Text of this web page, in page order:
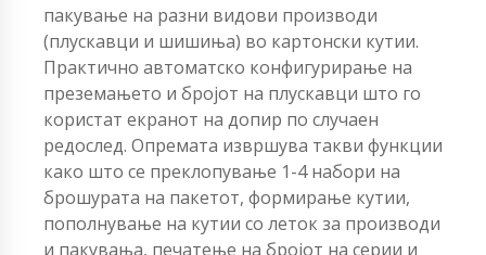
пакување на разни видови производи
(плускавци и шишиња) во картонски кутии.
Практично автоматско конфигурирање на
преземањето и бројот на плускавци што го
користат екранот на допир по случаен
редослед. Опремата извршува такви функции
како што се преклопување 1-4 набори на
брошурата на пакетот, формирање кутии,
пополнување на кутии со леток за производи
и пакувања, печатење на бројот на серии и